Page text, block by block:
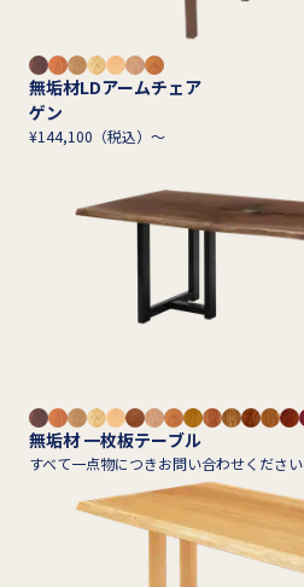
無垢材LDアームチェア
ゲン
¥144,100（税込）～
無垢材 一枚板テーブル
すべて一点物につきお問い合わせください